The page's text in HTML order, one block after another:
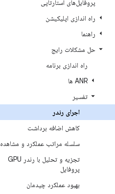
پروفایل‌های استارتاپی
راه اندازی اپلیکیشن
راهنما
حل مشکلات رایج
راه اندازی برنامه
ANR ها
تفسیر
اجرای رندر
کاهش اضافه برداشت
سلسله مراتب عملکرد و مشاهده
تجزیه و تحلیل با رندر GPU
پروفایل
بهبود عملکرد چیدمان